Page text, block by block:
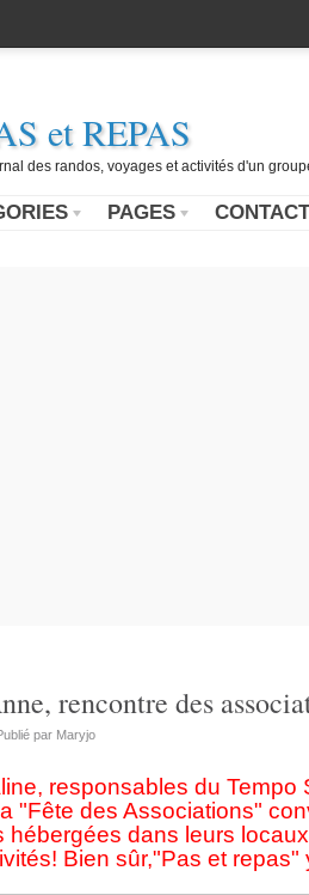
et REPAS
des randos, voyages et activités d'un
PAGES CONTACT
rencontre des
par Maryjo
responsables du Tempo
des Associations"
dans leurs locaux
sûr,"Pas et repas"